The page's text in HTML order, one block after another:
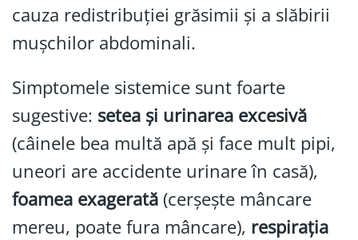
cauza redistribuției grăsimii și a slăbirii
mușchilor abdominali.
Simptomele sistemice sunt foarte
sugestive: setea și urinarea excesivă
(câinele bea multă apă și face mult pipi,
uneori are accidente urinare în casă),
foamea exagerată(cerșește mâncare
mereu, poate fura mâncare), respirația